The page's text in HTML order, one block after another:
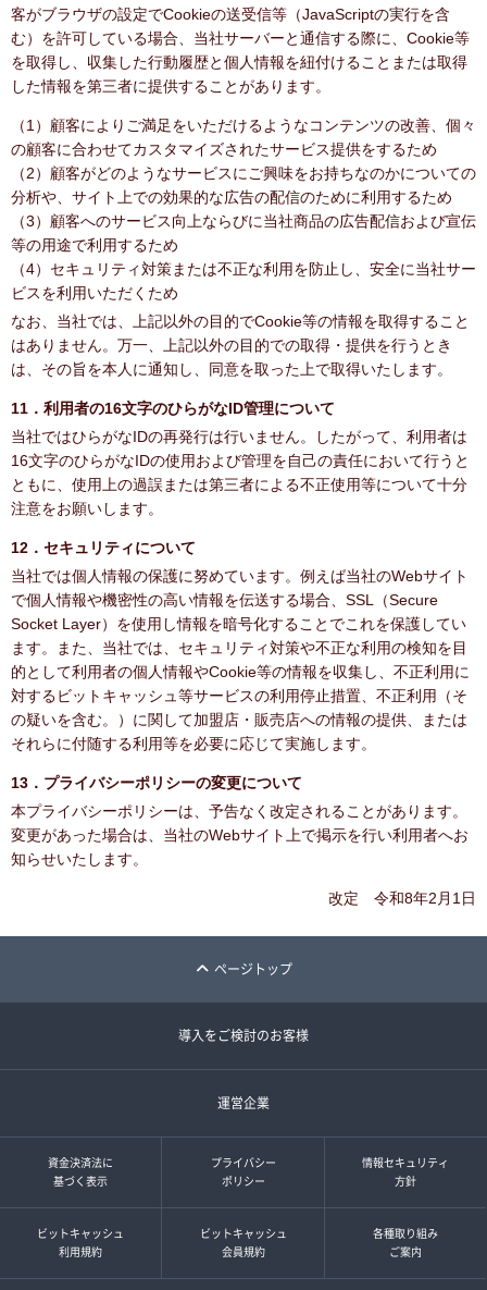
客がブラウザの設定でCookieの送受信等（JavaScriptの実行を含
む）を許可している場合、当社サーバーと通信する際に、Cookie等
を取得し、収集した行動履歴と個人情報を紐付けることまたは取得
した情報を第三者に提供することがあります。
（1）顧客によりご満足をいただけるようなコンテンツの改善、個々
の顧客に合わせてカスタマイズされたサービス提供をするため
（2）顧客がどのようなサービスにご興味をお持ちなのかについての
分析や、サイト上での効果的な広告の配信のために利用するため
（3）顧客へのサービス向上ならびに当社商品の広告配信および宣伝
等の用途で利用するため
（4）セキュリティ対策または不正な利用を防止し、安全に当社サー
ビスを利用いただくため
なお、当社では、上記以外の目的でCookie等の情報を取得すること
はありません。万一、上記以外の目的での取得・提供を行うとき
は、その旨を本人に通知し、同意を取った上で取得いたします。
11．利用者の16文字のひらがなID管理について
当社ではひらがなIDの再発行は行いません。したがって、利用者は
16文字のひらがなIDの使用および管理を自己の責任において行うと
ともに、使用上の過誤または第三者による不正使用等について十分
注意をお願いします。
12．セキュリティについて
当社では個人情報の保護に努めています。例えば当社のWebサイト
で個人情報や機密性の高い情報を伝送する場合、SSL（Secure
Socket Layer）を使用し情報を暗号化することでこれを保護してい
ます。また、当社では、セキュリティ対策や不正な利用の検知を目
的として利用者の個人情報やCookie等の情報を収集し、不正利用に
対するビットキャッシュ等サービスの利用停止措置、不正利用（そ
の疑いを含む。）に関して加盟店・販売店への情報の提供、または
それらに付随する利用等を必要に応じて実施します。
13．プライバシーポリシーの変更について
本プライバシーポリシーは、予告なく改定されることがあります。
変更があった場合は、当社のWebサイト上で掲示を行い利用者へお
知らせいたします。
改定 令和8年2月1日
ページトップ
導入をご検討のお客様
運営企業
資金決済法に
基づく表示
プライバシー
ポリシー
情報セキュリティ
方針
ビットキャッシュ
利用規約
ビットキャッシュ
会員規約
各種取り組み
ご案内